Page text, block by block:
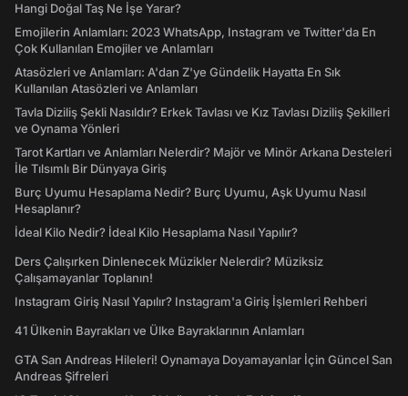
Hangi Doğal Taş Ne İşe Yarar?
Emojilerin Anlamları: 2023 WhatsApp, Instagram ve Twitter'da En
Çok Kullanılan Emojiler ve Anlamları
Atasözleri ve Anlamları: A'dan Z'ye Gündelik Hayatta En Sık
Kullanılan Atasözleri ve Anlamları
Tavla Diziliş Şekli Nasıldır? Erkek Tavlası ve Kız Tavlası Diziliş Şekilleri
ve Oynama Yönleri
Tarot Kartları ve Anlamları Nelerdir? Majör ve Minör Arkana Desteleri
İle Tılsımlı Bir Dünyaya Giriş
Burç Uyumu Hesaplama Nedir? Burç Uyumu, Aşk Uyumu Nasıl
Hesaplanır?
İdeal Kilo Nedir? İdeal Kilo Hesaplama Nasıl Yapılır?
Ders Çalışırken Dinlenecek Müzikler Nelerdir? Müziksiz
Çalışamayanlar Toplanın!
Instagram Giriş Nasıl Yapılır? Instagram'a Giriş İşlemleri Rehberi
41 Ülkenin Bayrakları ve Ülke Bayraklarının Anlamları
GTA San Andreas Hileleri! Oynamaya Doyamayanlar İçin Güncel San
Andreas Şifreleri